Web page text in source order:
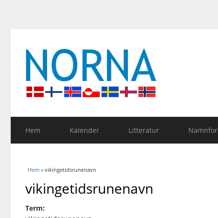
Hem Kalender Litteratur
Du är här
Hem » vikingetidsrunenavn
vikingetidsrunenavn
Term: